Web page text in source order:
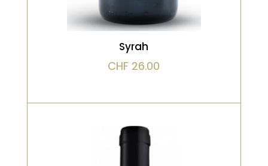
exceptionnellement longue avec
de la fraîcheur mais riche en même
temps.
Syrah
CHF 26.00